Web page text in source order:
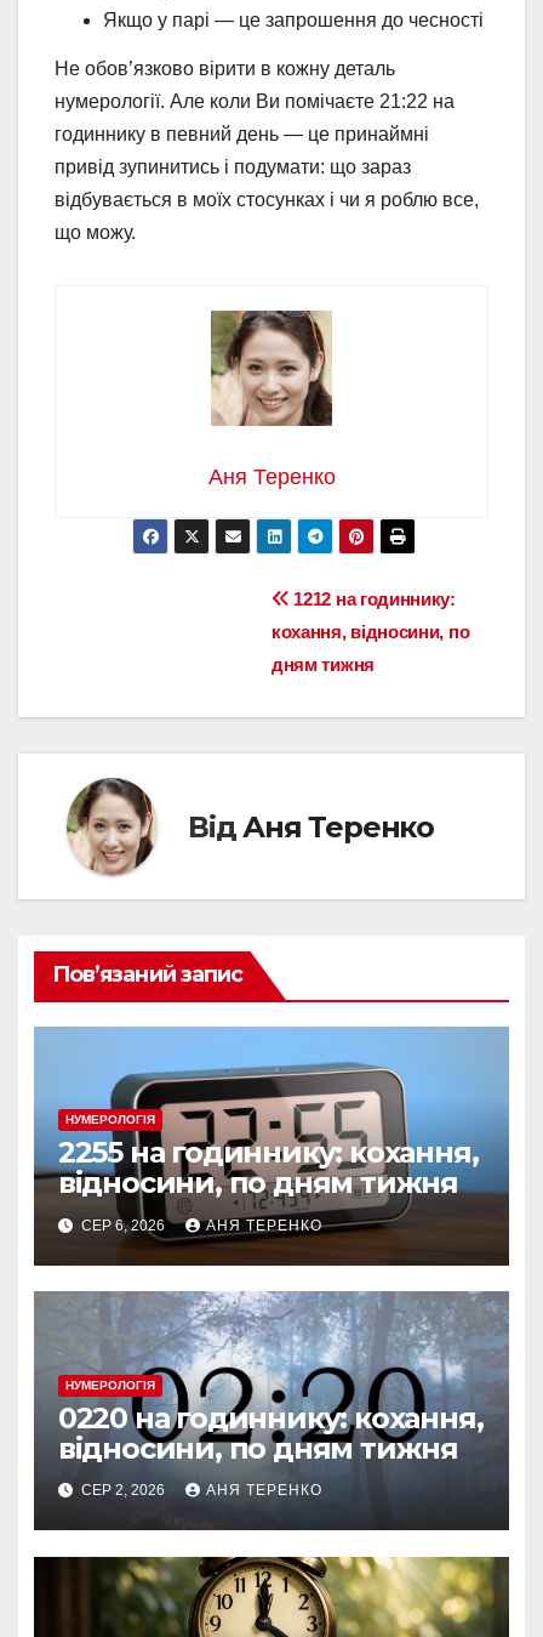
Якщо у парі — це запрошення до чесності
Не обов’язково вірити в кожну деталь
нумерології. Але коли Ви помічаєте 21:22 на
годиннику в певний день — це принаймні
привід зупинитись і подумати: що зараз
відбувається в моїх стосунках і чи я роблю все,
що можу.
Аня Теренко
1212 на годиннику:
кохання, відносини, по
дням тижня
ВідАня Теренко
Пов’язаний запис
НУМЕРОЛОГІЯ
2255 на годиннику: кохання,
відносини, по дням тижня
СЕР 6, 2026 АНЯ ТЕРЕНКО
НУМЕРОЛОГІЯ
0220 на годиннику: кохання,
відносини, по дням тижня
СЕР 2, 2026 АНЯ ТЕРЕНКО